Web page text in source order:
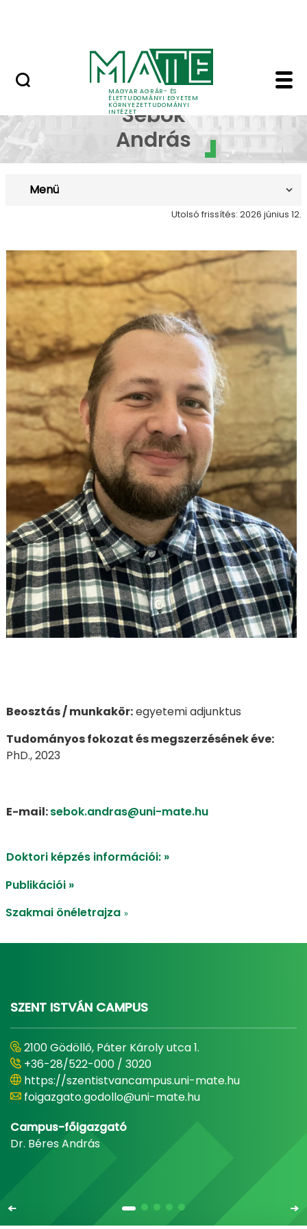
MAGYAR AGRÁR- ÉS
ÉLETTUDOMÁNYI EGYETEM
KÖRNYEZETTUDOMÁNYI
INTÉZET
Sebők András -
Dr.
Sebők
András
Menü
Utolsó frissítés: 2026 június 12.
​​​​​​​Beosztás / munkakör:egyetemi adjunktus
Tudományos fokozat és megszerzésének éve:
PhD., 2023
E-mail:sebok.andras@uni-mate.hu
Doktori képzés információi: »
Publikációi »
Szakmai önéletrajza »
SZENT ISTVÁN CAMPUS
2100 Gödöllő, Páter Károly utca 1.
+36-28/522-000 / 3020
https://szentistvancampus.uni-mate.hu
foigazgato.godollo@uni-mate.hu
Campus-főigazgató
Dr. Béres András